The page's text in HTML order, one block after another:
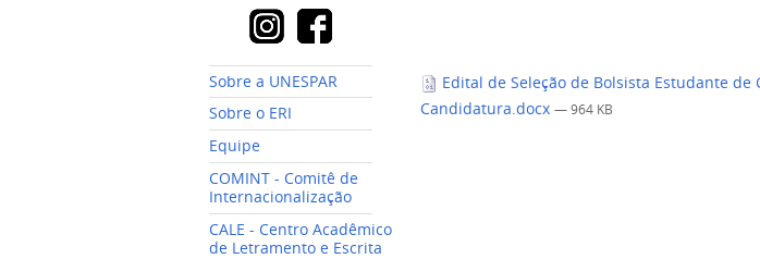
Sobre a UNESPAR
Sobre o ERI
Equipe
COMINT - Comitê de
Internacionalização
CALE - Centro Acadêmico
de Letramento e Escrita
Edital de Seleção de Bolsista Estudante de
Candidatura.docx— 964 KB